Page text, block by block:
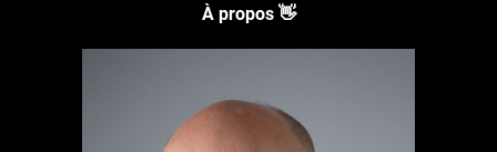
À propos 👋